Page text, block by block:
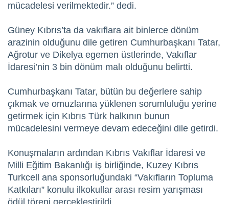
mücadelesi verilmektedir.” dedi.
Güney Kıbrıs’ta da vakıflara ait binlerce dönüm
arazinin olduğunu dile getiren Cumhurbaşkanı Tatar,
Ağrotur ve Dikelya egemen üstlerinde, Vakıflar
İdaresi’nin 3 bin dönüm malı olduğunu belirtti.
Cumhurbaşkanı Tatar, bütün bu değerlere sahip
çıkmak ve omuzlarına yüklenen sorumluluğu yerine
getirmek için Kıbrıs Türk halkının bunun
mücadelesini vermeye devam edeceğini dile getirdi.
Konuşmaların ardından Kıbrıs Vakıflar İdaresi ve
Milli Eğitim Bakanlığı iş birliğinde, Kuzey Kıbrıs
Turkcell ana sponsorluğundaki “Vakıfların Topluma
Katkıları” konulu ilkokullar arası resim yarışması